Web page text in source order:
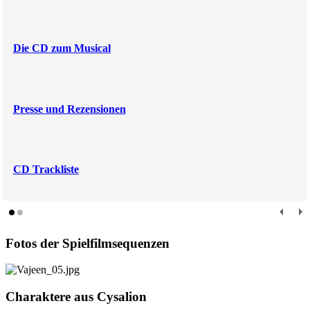
Die CD zum Musical
Presse und Rezensionen
CD Trackliste
Fotos der Spielfilmsequenzen
Charaktere aus Cysalion